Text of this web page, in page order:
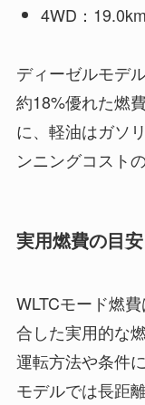
4WD：
ディーゼルモデ
約18%優れた燃
に、軽油はガソ
ンニングコスト
実用燃費の目安
WLTCモード燃
合した実用的な
運転方法や条件
モデルでは長距